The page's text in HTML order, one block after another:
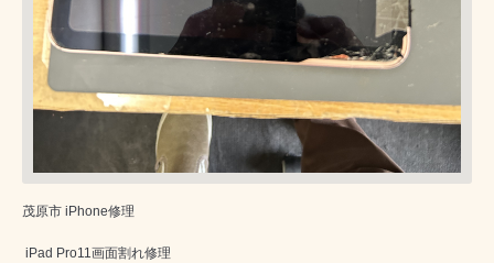
茂原市 iPhone修理
iPad Pro11画面割れ修理